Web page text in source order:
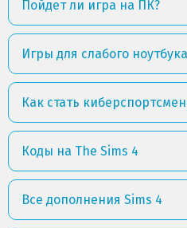
Пойдет ли игра на ПК?
Игры для слабого ноутбука
Как стать
Коды на The Sims 4
Все дополнения Sims 4